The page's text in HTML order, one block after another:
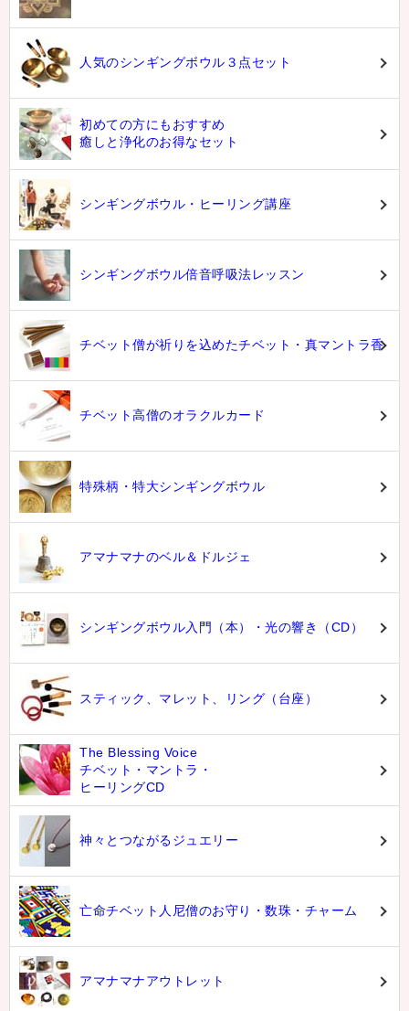
人気のシンギングボウル３点セット
初めての方にもおすすめ
癒しと浄化のお得なセット
シンギングボウル・ヒーリング講座
シンギングボウル倍音呼吸法レッスン
チベット僧が祈りを込めたチベット・真マントラ香
チベット高僧のオラクルカード
特殊柄・特大シンギングボウル
アマナマナのベル＆ドルジェ
シンギングボウル入門（本）・光の響き（CD）
スティック、マレット、リング（台座）
The Blessing Voice
チベット・マントラ・
ヒーリングCD
神々とつながるジュエリー
亡命チベット人尼僧のお守り・数珠・チャーム
アマナマナアウトレット